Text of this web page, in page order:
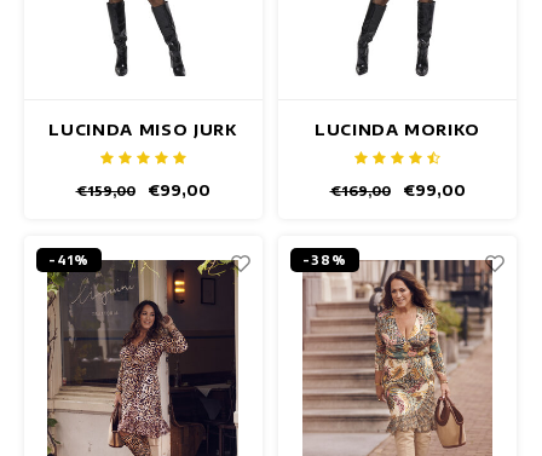
LUCINDA MISO JURK
€159,00 €99,00
LUCINDA MORIKO
JURK
€169,00 €99,00
-41% -38%